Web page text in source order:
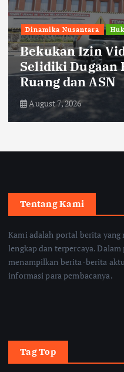
Dinamika Nusantara
Jaga Pasokan
Yantek
August 7, 2026
Tentang Kami
Kami adalah portal berita
lengkap dan terpercaya.
menampilkan berita-berita
informasi para pembacanya.
Tag Top